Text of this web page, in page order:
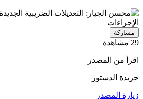
مشاركة
29 مشاهدة
اقرأ من المصدر
جريدة الدستور
زيارة المصدر